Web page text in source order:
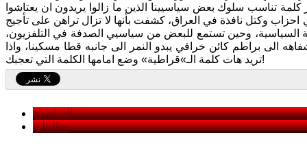
تناسب سلوك بعض سياسيينا الذين ما زالوا يريدون ان يعتاشوا
وكتل نافذة في العراق، كشفت بأنها لا تزال تراهن على تأجيج
السياسية، وحين تستمع للبعض من سياسيي الصدفة في التلفزيون،
الى براطم كائن خرافي يبدو النمر الى جانبه قطا مسكينا، واذا
تريد هات كلمة الـ»قراطية» وضع امامها الكلمة التي تعجبك!
< السابق
التالي >